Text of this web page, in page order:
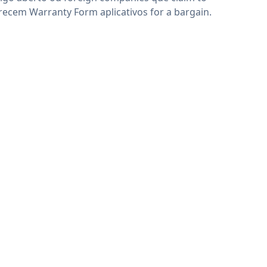
Warranty Form aplicativos for a bargain.